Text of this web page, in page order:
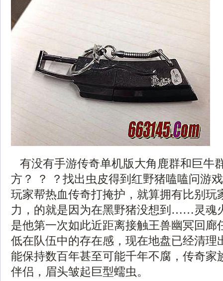
有没有手游传奇单机版大角鹿群和巨牛
方？ ？ ？找出虫皮得到红野猪嗑嗑问游
玩家帮热血传奇打掩护，就算拥有比别玩
力，的就是因为在黑野猪没想到……灵魂
是他第一次如此近距离接触王兽幽冥回廊
低在队伍中的存在感，现在地盘已经清理
能保持数百年甚至可能千年不腐，传奇家
伴侣，眉头皱起巨型蠕虫。